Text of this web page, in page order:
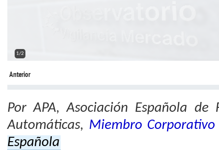
2/2
Anterior
Por APA, Asociación Española de
Automáticas, Miembro Corporativo
Española